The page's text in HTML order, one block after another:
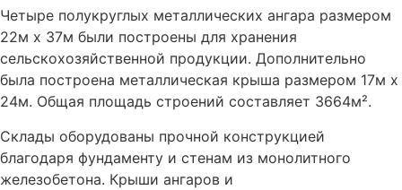
Четыре полукруглых металлических ангара размером
22м x 37м были построены для хранения
сельскохозяйственной продукции. Дополнительно
была построена металлическая крыша размером 17м x
24м. Общая площадь строений составляет 3664м².
Склады оборудованы прочной конструкцией
благодаря фундаменту и стенам из монолитного
железобетона. Крыши ангаров и